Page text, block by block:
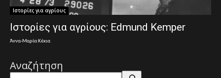
Ιστορίες για αγρίους
Ιστορίες για αγρίους: Edmund Kemper
Άννα-Μαρία Κέκια
Αναζήτηση